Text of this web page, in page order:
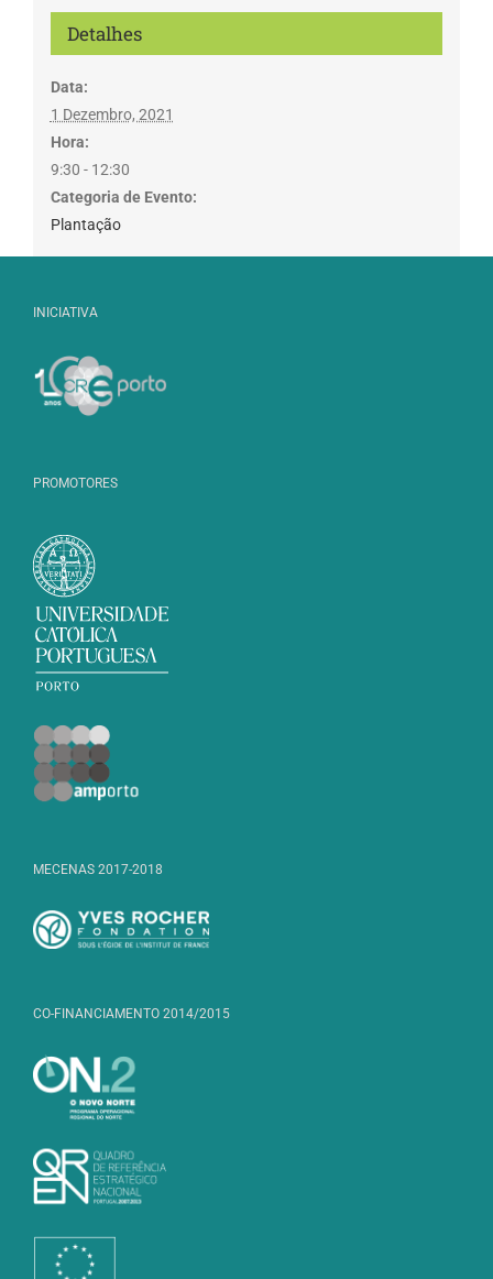
Detalhes
Data:
1 Dezembro, 2021
Hora:
9:30 - 12:30
Categoria de Evento:
Plantação
INICIATIVA
PROMOTORES
MECENAS 2017-2018
CO-FINANCIAMENTO 2014/2015